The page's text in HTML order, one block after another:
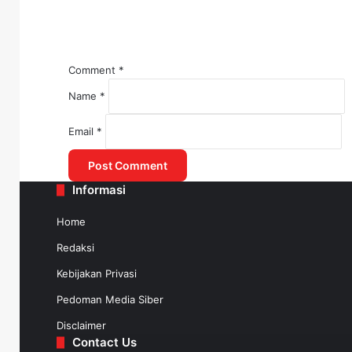
WSBP Selesaikan Suplai Beton
Comment *
Name *
Email *
Informasi
Home
Redaksi
Kebijakan Privasi
Pedoman Media Siber
Disclaimer
Contact Us